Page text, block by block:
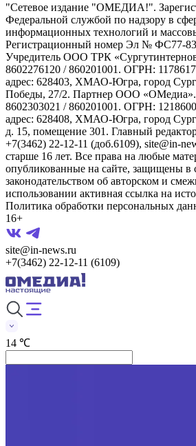
"Сетевое издание "ОМЕДИА!".
Федеральной службой по надзору в
информационных технологий и
Регистрационный номер Эл № ФС77-
Учредитель ООО ТРК
8602276120 / 860201001. ОГРН:
адрес: 628403, ХМАО-Югра, город
Победы, 27/2. Партнер ООО
8602303021 / 860201001. ОГРН:
адрес: 628408, ХМАО-Югра, город
д. 15, помещение 301. Главный
+7(3462) 22-12-11 (доб.6109), site@in-
старше 16 лет. Все права на любые
опубликованные на сайте, защищены в
законодательством об авторском и
использовании активная ссылка на
Политика обработки персональных
16+
site@in-news.ru
+7(3462) 22-12-11 (6109)
14 ℃